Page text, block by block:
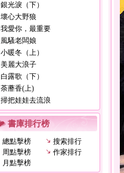
銀光淚（下）
壞心大野狼
我愛你，最重要
風騷老闆娘
小暖冬（上）
美麗大浪子
白露歌（下）
荼蘼香(上)
掃把娃娃去流浪
書庫排行榜
總點擊榜
搜索排行
周點擊榜
作家排行
月點擊榜